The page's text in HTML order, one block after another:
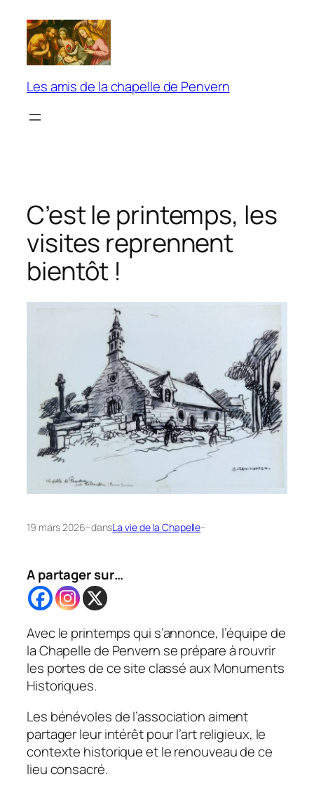
contenu
Les amis de la chapelle de Penvern
C’est le printemps, les
visites reprennent
bientôt !
19 mars 2026–dansLa vie de la Chapelle–
A partager sur…
Avec le printemps qui s’annonce, l’équipe de
la Chapelle de Penvern se prépare à rouvrir
les portes de ce site classé aux Monuments
Historiques.
Les bénévoles de l’association aiment
partager leur intérêt pour l’art religieux, le
contexte historique et le renouveau de ce
lieu consacré.